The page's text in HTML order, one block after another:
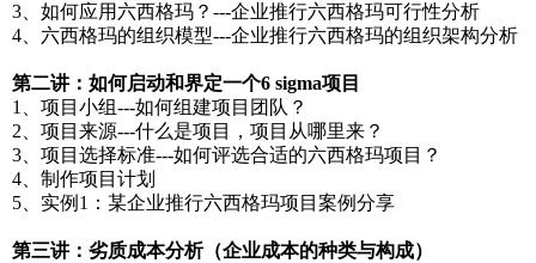
3、如何应用六西格玛？---企业推行六西格玛可行性分析
4、六西格玛的组织模型---企业推行六西格玛的组织架构分析
第二讲：如何启动和界定一个6 sigma项目
1、项目小组---如何组建项目团队？
2、项目来源---什么是项目，项目从哪里来？
3、项目选择标准---如何评选合适的六西格玛项目？
4、制作项目计划
5、实例1：某企业推行六西格玛项目案例分享
第三讲：劣质成本分析（企业成本的种类与构成）